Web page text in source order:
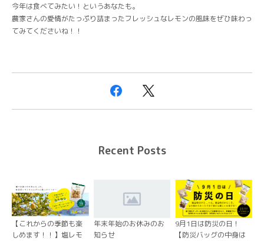
今年は食べてみたい！というあなたも。
農家さんの愛情がたっぷり詰まったフレッシュなレモンの風味をぜひ味わっ
てみてくださいね！！
Recent Posts
【これからの季節も楽
しめます！！】塩レモ
年末年始のお休みのお
知らせ
9月1日は防災の日！
【防災バッグの中身は